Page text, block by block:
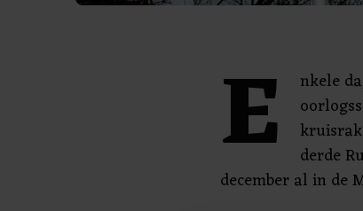
E
nkele
derde
december al in de